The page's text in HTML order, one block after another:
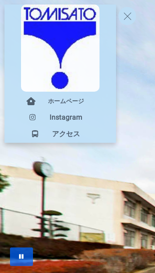
ホームページ
Instagram
アクセス